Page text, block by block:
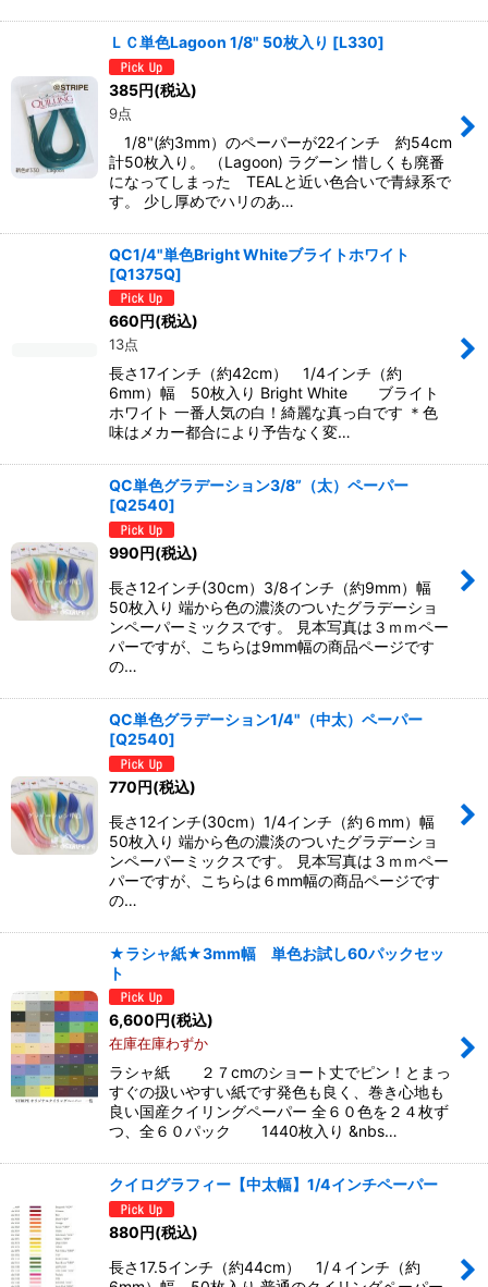
ＬＣ単色Lagoon 1/8" 50枚入り [L330]
385円(税込)
9点
1/8"(約3mm）のペーパーが22インチ 約54cm
計50枚入り。 （Lagoon) ラグーン 惜しくも廃番
になってしまった TEALと近い色合いで青緑系で
す。 少し厚めでハリのあ…
QC1/4"単色Bright Whiteブライトホワイト
[Q1375Q]
660円(税込)
13点
長さ17インチ（約42cm） 1/4インチ（約
6mm）幅 50枚入り Bright White ブライト
ホワイト 一番人気の白！綺麗な真っ白です ＊色
味はメカー都合により予告なく変…
QC単色グラデーション3/8”（太）ペーパー
[Q2540]
990円(税込)
長さ12インチ(30cm）3/8インチ（約9mm）幅
50枚入り 端から色の濃淡のついたグラデーショ
ンペーパーミックスです。 見本写真は３ｍｍペー
パーですが、こちらは9mm幅の商品ページです
の…
QC単色グラデーション1/4"（中太）ペーパー
[Q2540]
770円(税込)
長さ12インチ(30cm）1/4インチ（約６mm）幅
50枚入り 端から色の濃淡のついたグラデーショ
ンペーパーミックスです。 見本写真は３ｍｍペー
パーですが、こちらは６mm幅の商品ページです
の…
★ラシャ紙★3mm幅 単色お試し60パックセッ
ト
6,600円(税込)
在庫在庫わずか
ラシャ紙 ２７cmのショート丈でピン！とまっ
すぐの扱いやすい紙です発色も良く、巻き心地も
良い国産クイリングペーパー 全６０色を２４枚ず
つ、全６０パック 1440枚入り &nbs…
クイログラフィー【中太幅】1/4インチペーパー
880円(税込)
長さ17.5インチ（約44cm） 1/４インチ（約